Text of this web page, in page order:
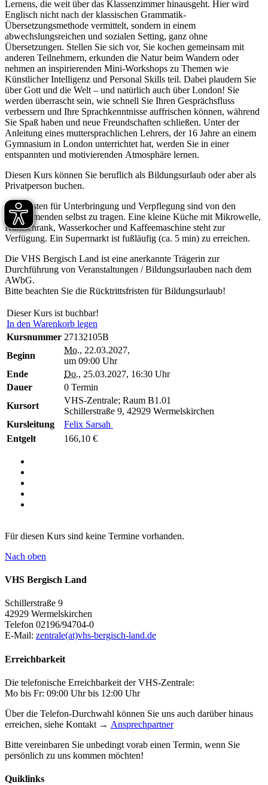
Lernens, die weit über das Klassenzimmer hinausgeht. Hier wird
Englisch nicht nach der klassischen Grammatik-
Übersetzungsmethode vermittelt, sondern in einem
abwechslungsreichen und sozialen Setting, ganz ohne
Übersetzungen. Stellen Sie sich vor, Sie kochen gemeinsam mit
anderen Teilnehmern, erkunden die Natur beim Wandern oder
nehmen an inspirierenden Mini-Workshops zu Themen wie
Künstlicher Intelligenz und Personal Skills teil. Dabei plaudern Sie
über Gott und die Welt – und natürlich auch über London! Sie
werden überrascht sein, wie schnell Sie Ihren Gesprächsfluss
verbessern und Ihre Sprachkenntnisse auffrischen können, während
Sie Spaß haben und neue Freundschaften schließen. Unter der
Anleitung eines muttersprachlichen Lehrers, der 16 Jahre an einem
Gymnasium in London unterrichtet hat, werden Sie in einer
entspannten und motivierenden Atmosphäre lernen.
Diesen Kurs können Sie beruflich als Bildungsurlaub oder aber als
Privatperson buchen.
Die Kosten für Unterbringung und Verpflegung sind von den
Teilnehmenden selbst zu tragen. Eine kleine Küche mit Mikrowelle,
Kühlschrank, Wasserkocher und Kaffeemaschine steht zur
Verfügung. Ein Supermarkt ist fußläufig (ca. 5 min) zu erreichen.
Die VHS Bergisch Land ist eine anerkannte Trägerin zur
Durchführung von Veranstaltungen / Bildungsurlauben nach dem
AWbG.
Bitte beachten Sie die Rücktrittsfristen für Bildungsurlaub!
Dieser Kurs ist buchbar!
In den Warenkorb legen
Kursnummer 27132105B
Beginn
Mo., 22.03.2027,
um 09:00 Uhr
Ende
Do., 25.03.2027, 16:30 Uhr
Dauer
0 Termin
Kursort
VHS-Zentrale; Raum B1.01
Schillerstraße 9, 42929 Wermelskirchen
Kursleitung
Felix Sarsah
Entgelt
166,10 €
Für diesen Kurs sind keine Termine vorhanden.
Nach oben
VHS Bergisch Land
Schillerstraße 9
42929 Wermelskirchen
Telefon 02196/94704-0
E-Mail: zentrale(at)vhs-bergisch-land.de
Erreichbarkeit
Die telefonische Erreichbarkeit der VHS-Zentrale:
Mo bis Fr: 09:00 Uhr bis 12:00 Uhr
Über die Telefon-Durchwahl können Sie uns auch darüber hinaus
erreichen, siehe Kontakt → Ansprechpartner
Bitte vereinbaren Sie unbedingt vorab einen Termin, wenn Sie
persönlich zu uns kommen möchten!
Quiklinks